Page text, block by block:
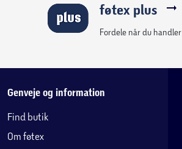
føtex plus
Fordele når du handler
Genveje og information
Find butik
Om føtex